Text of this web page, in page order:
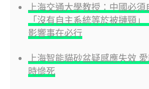
上海交通大學教授：中國必
「沒有自主系統等於被摙頸
影響事在必行
上海智能貓砂盆疑感應失效
時慘死